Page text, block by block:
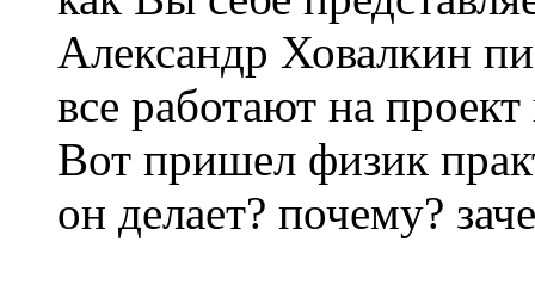
Александр Ховалкин
все работают на
Вот пришел физик
он делает? почему?